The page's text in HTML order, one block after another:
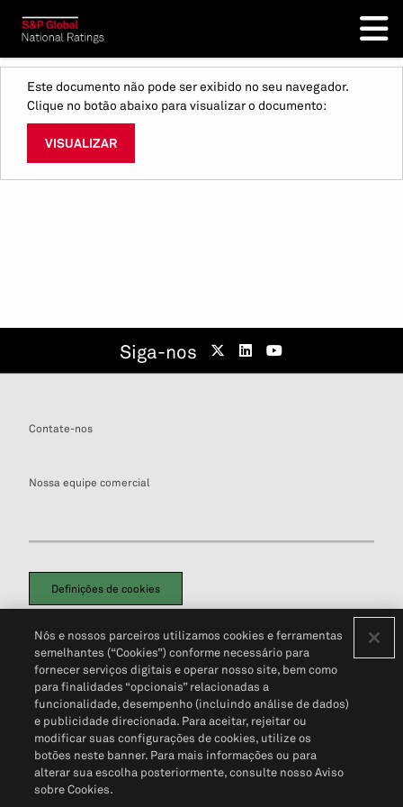
Este documento não pode ser exibido no seu navegador.
Clique no botão abaixo para visualizar o documento:
VISUALIZAR
Siga-nos
Contate-nos
Nossa equipe comercial
Definições de cookies
Política de PrivacidadePortal de privacidade do cliente (em inglês)
Não Venda Minhas Informações Pessoais© 2026 S&P Global
Nós e nossos parceiros utilizamos cookies e ferramentas
semelhantes (“Cookies”) conforme necessário para
fornecer serviços digitais e operar nosso site, bem como
para finalidades “opcionais” relacionadas a
funcionalidade, desempenho (incluindo análise de dados)
e publicidade direcionada. Para aceitar, rejeitar ou
modificar suas configurações de cookies, utilize os
botões neste banner. Para mais informações ou para
alterar sua escolha posteriormente, consulte nosso Aviso
sobre Cookies.